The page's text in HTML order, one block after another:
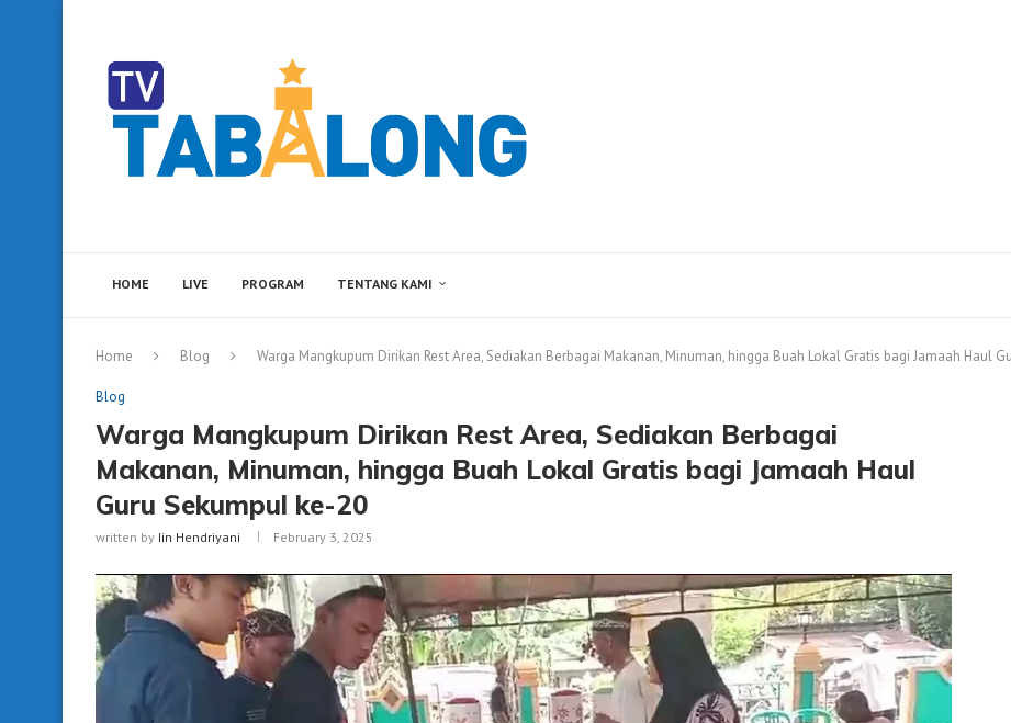
HOME LIVE PROGRAM TENTANG KAMI
Home Blog Warga Mangkupum Dirikan Rest Area, Sediakan Berbagai Makanan, Minuman, hingga Buah Lokal Gratis bagi Jamaah Haul
Blog
Warga Mangkupum Dirikan Rest Area, Sediakan Berbagai
Makanan, Minuman, hingga Buah Lokal Gratis bagi Jamaah Haul
Guru Sekumpul ke-20
written by Iin Hendriyani February 3, 2025